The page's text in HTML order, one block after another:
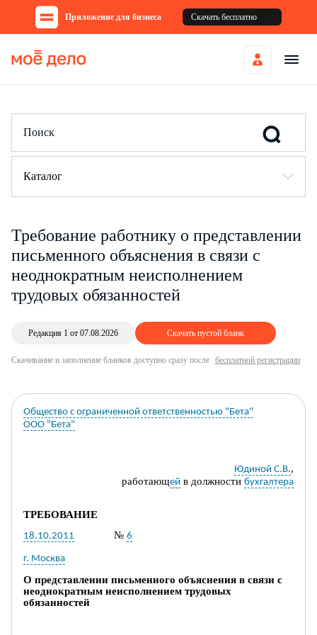
Приложение для бизнеса Скачать бесплатно
Каталог
Требование работнику о представлении
письменного объяснения в связи с
неоднократным неисполнением
трудовых обязанностей
Редакция 1 от 07.08.2026 Скачать пустой бланк
Скачивание и заполнение бланков доступно сразу после бесплатной регистрации
Общество с ограниченной ответственностью "Бета"
ООО "Бета"
Юдиной С.В.,
работающей в должности бухгалтера
ТРЕБОВАНИЕ
18.10.2011 № 6
г. Москва
О представлении письменного объяснения в связи с
неоднократным неисполнением трудовых
обязанностей